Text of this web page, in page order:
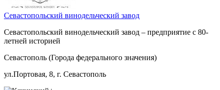
Севастопольский винодельческий завод
Севастопольский винодельческий завод – предприятие с 80-
летней историей
Севастополь (Города федерального значения)
ул.Портовая, 8, г. Севастополь